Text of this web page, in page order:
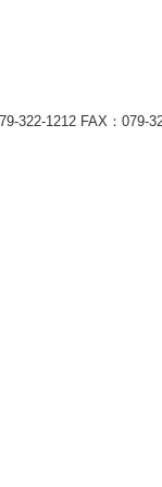
322-1212 FAX：079-